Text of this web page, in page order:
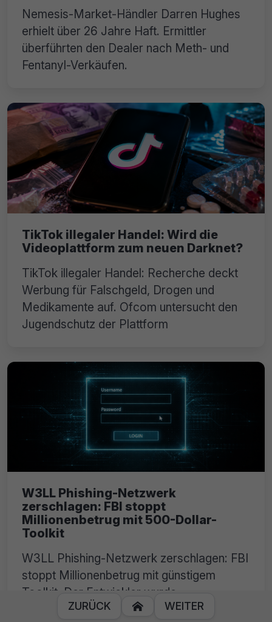
Nemesis-Market-Händler Darren Hughes
erhielt über 26 Jahre Haft. Ermittler
überführten den Dealer nach Meth- und
Fentanyl-Verkäufen.
TikTok illegaler Handel: Wird die
Videoplattform zum neuen Darknet?
TikTok illegaler Handel: Recherche deckt
Werbung für Falschgeld, Drogen und
Medikamente auf. Ofcom untersucht den
Jugendschutz der Plattform
W3LL Phishing-Netzwerk
zerschlagen: FBI stoppt
Millionenbetrug mit 500-Dollar-
Toolkit
W3LL Phishing-Netzwerk zerschlagen: FBI
stoppt Millionenbetrug mit günstigem
Toolkit. Der Entwickler wurde
festgenommen.
ZURÜCK  WEITER